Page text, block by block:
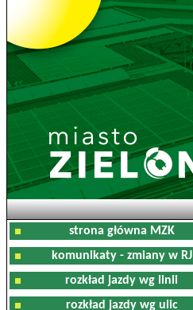
strona główna MZK
komunikaty - zmiany w RJ
rozkład jazdy wg linii
rozkład jazdy wg ulic